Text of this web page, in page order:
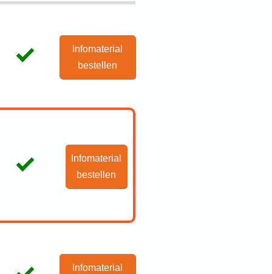
Infomaterial
bestellen
Infomaterial
bestellen
Infomaterial